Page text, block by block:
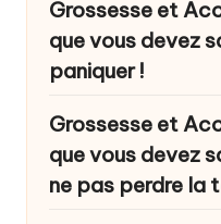
Grossesse et
que vous devez
paniquer !
Grossesse et
que vous devez
ne pas perdre la